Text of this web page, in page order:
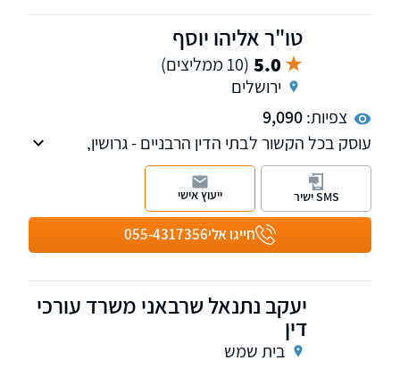
טו"ר אליהו יוסף
5.0 (10 ממליצים)
ירושלים
צפיות:9,090
עוסק בכל הקשור לבתי הדין הרבניים - גרושין,
כתובה, מזונות, משמורת, צוואות, גירות, דיני
ממונות ועוד. ליווי לאורך כל הדרך.ייעוץ טלפוני
חינם
חייגו אלי055-4317356
SMS ישיר ייעוץ אישי
יעקב נתנאל שרבאני משרד עורכי
דין
בית שמש